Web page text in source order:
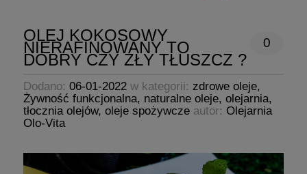
OLEJ KOKOSOWY
NIERAFINOWANY TO
DOBRY CZY ZŁY TŁUSZCZ ?
0
Dodano: 06-01-2022 w kategorii: zdrowe oleje,
Żywność funkcjonalna, naturalne oleje, olejarnia,
tłocznia olejów, oleje spożywcze autor: Olejarnia
Olo-Vita